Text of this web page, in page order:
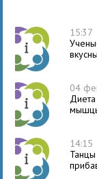
15:37
04
14:15
Танцы